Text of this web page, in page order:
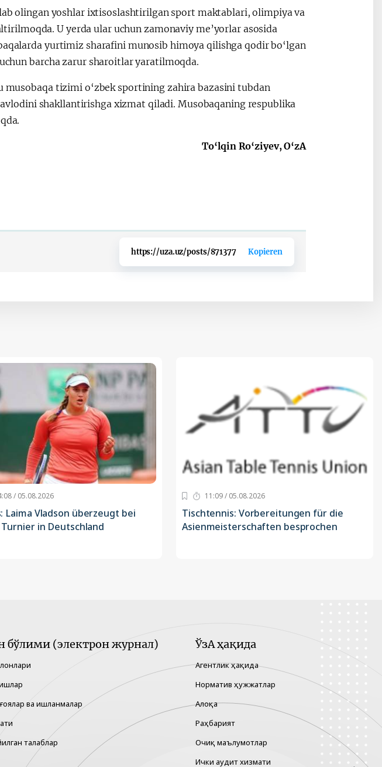
olingan yoshlar ixtisoslashtirilgan sport maktablari, olimpiya va
U yerda ular uchun zamonaviy me’yorlar asosida
yurtimiz sharafini munosib himoya qilishga qodir bo‘lgan
barcha zarur sharoitlar yaratilmoqda.
musobaqa tizimi o‘zbek sportining zahira bazasini tubdan
shakllantirishga xizmat qiladi. Musobaqaning respublika
To‘lqin Ro‘ziyev, O‘zA
https://uza.uz/posts/871377 Kopieren
/ 05.08.2026
Laima Vladson überzeugt bei
in Deutschland
11:09 / 05.08.2026
Tischtennis: Vorbereitungen für die
Asienmeisterschaften besprochen
(электрон журнал)
ва ишланмалар
талаблар
ЎзА ҳақида
Агентлик ҳақида
Норматив ҳужжатлар
Алоқа
Раҳбарият
Очиқ маълумотлар
Ички аудит хизмати